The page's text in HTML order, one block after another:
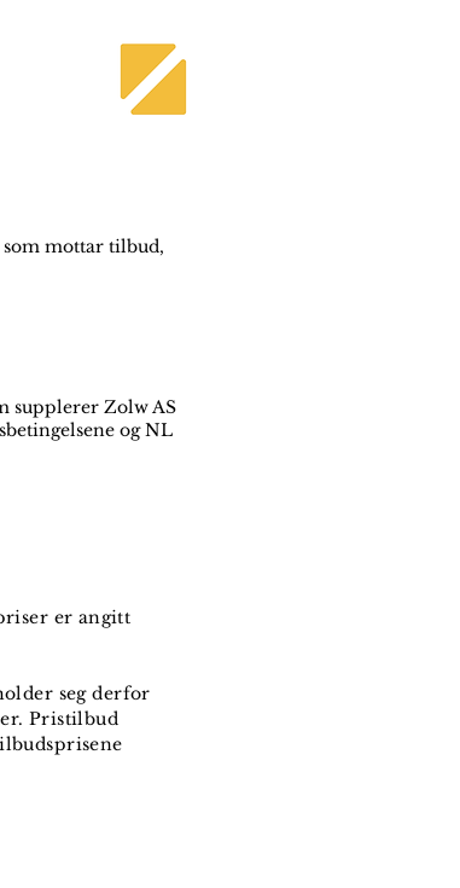
som mottar tilbud,
supplerer Zolw AS
og NL
er angitt
seg derfor
Pristilbud